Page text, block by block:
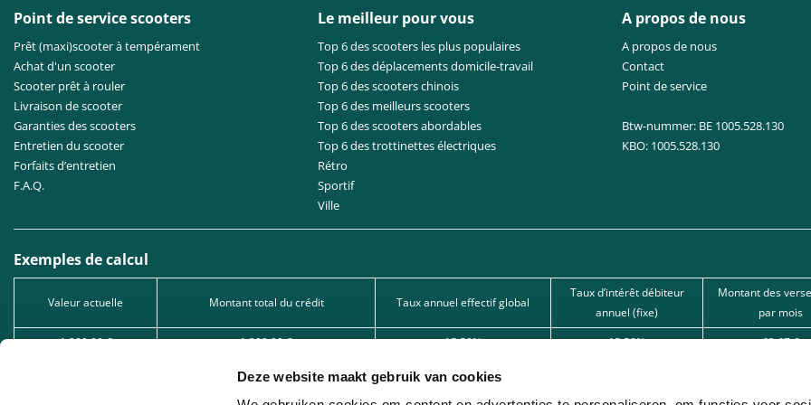
Deze website maakt gebruik van cookies
Point de service scooters
Prêt (maxi)scooter à tempérament
Achat d'un scooter
Scooter prêt à rouler
Livraison de scooter
Garanties des scooters
Entretien du scooter
Forfaits d’entretien
F.A.Q.
Le meilleur pour vous
Top 6 des scooters les plus populaires
Top 6 des déplacements domicile-travail
Top 6 des scooters chinois
Top 6 des meilleurs scooters
Top 6 des scooters abordables
Top 6 des trottinettes électriques
Rétro
Sportif
Ville
A propos de nous
A propos de nous
Contact
Point de service
Btw-nummer: BE 1005.528.130
KBO: 1005.528.130
Exemples de calcul
Valeur actuelle Montant total du crédit Taux annuel effectif global
Taux d’intérêt débiteur
annuel (fixe)
Montant des
par mois
1.299,00 € 1.299,00 € 15,50% 15,50% 62,67 €
2.549,00 € 15,50%
5.049,00 € 12% 12% 166,22 € 